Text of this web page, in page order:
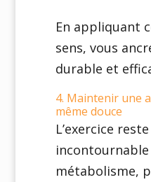
En appliquant
sens, vous
durable et
4. Maintenir une
même douce
L’exercice
métabolisme,